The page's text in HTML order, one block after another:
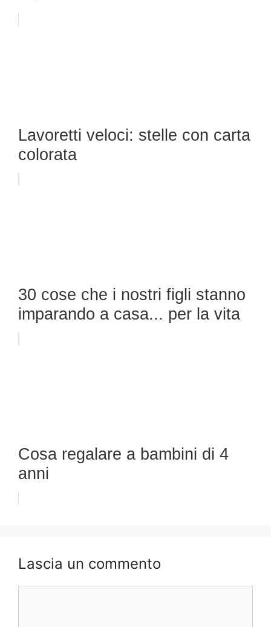
Lavoretti veloci: stelle con carta
colorata
30 cose che i nostri figli stanno
imparando a casa... per la vita
Cosa regalare a bambini di 4
anni
Lascia un commento